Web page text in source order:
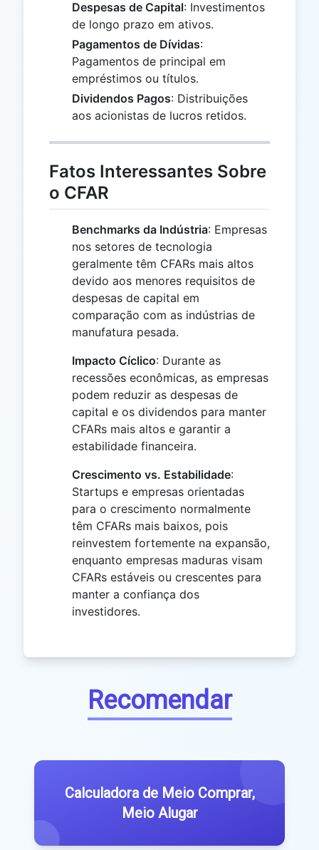
Despesas de Capital: Investimentos
de longo prazo em ativos.
Pagamentos de Dívidas:
Pagamentos de principal em
empréstimos ou títulos.
Dividendos Pagos: Distribuições
aos acionistas de lucros retidos.
Fatos Interessantes Sobre
o CFAR
Benchmarks da Indústria: Empresas
nos setores de tecnologia
geralmente têm CFARs mais altos
devido aos menores requisitos de
despesas de capital em
comparação com as indústrias de
manufatura pesada.
Impacto Cíclico: Durante as
recessões econômicas, as empresas
podem reduzir as despesas de
capital e os dividendos para manter
CFARs mais altos e garantir a
estabilidade financeira.
Crescimento vs. Estabilidade:
Startups e empresas orientadas
para o crescimento normalmente
têm CFARs mais baixos, pois
reinvestem fortemente na expansão,
enquanto empresas maduras visam
CFARs estáveis ou crescentes para
manter a confiança dos
investidores.
Recomendar
Calculadora de Meio Comprar,
Meio Alugar